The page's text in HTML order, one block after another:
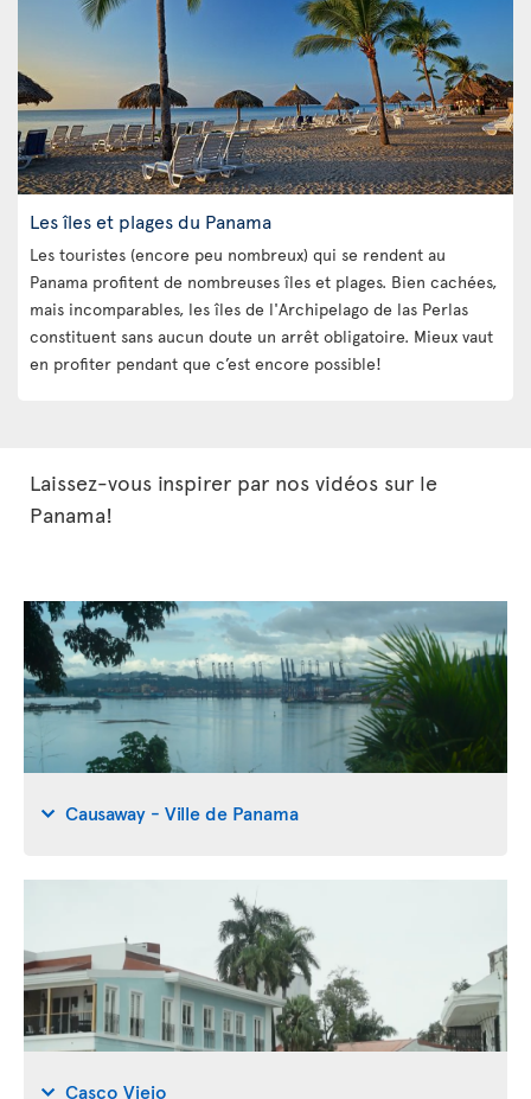
Les îles et plages du Panama
Les touristes (encore peu nombreux) qui se rendent au
Panama profitent de nombreuses îles et plages. Bien cachées,
mais incomparables, les îles de l'Archipelago de las Perlas
constituent sans aucun doute un arrêt obligatoire. Mieux vaut
en profiter pendant que c’est encore possible!
Laissez-vous inspirer par nos vidéos sur le
Panama!
Causaway - Ville de Panama
Casco Viejo